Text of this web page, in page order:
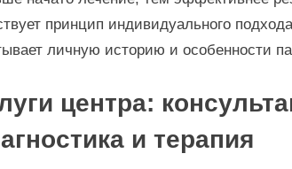
принцип индивидуального
личную историю и особенности
центра:
и терапия